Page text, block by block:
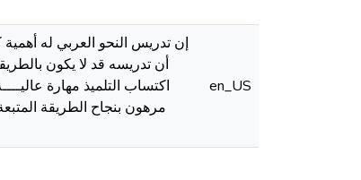
إن تدريس النحو العربي له
أن تدريسه قد لا يكون
اكتساب التلميذ مهارة
مرهون بنجاح الطريقة
en_US